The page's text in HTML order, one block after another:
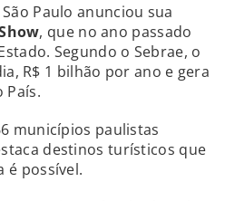
Paulo anunciou sua
, que no ano passado
Segundo o Sebrae, o
R$ 1 bilhão por ano e gera
País.
municípios paulistas
destinos turísticos que
é possível.